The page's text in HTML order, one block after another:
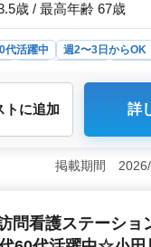
しております！
歳 / 最高年齢 67歳
代活躍中 週2〜3日からOK
ント
土日祝休みでプライベ
3日勤務からOK、車通
間休暇が120日以上あり
定した給与水準で、時
ト に追加 詳
掲載期間 2026/
問看護ステーショ